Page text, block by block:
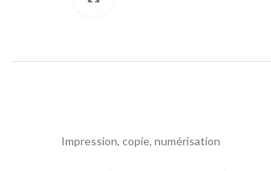
Impression, copie, numérisation